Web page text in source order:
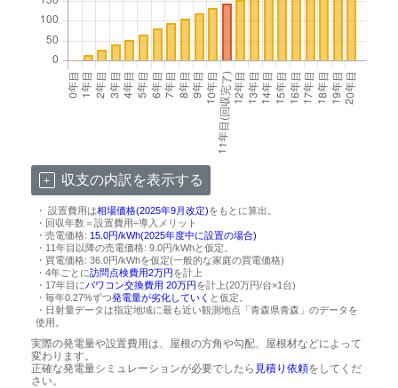
収支の内訳を表示する
・ 設置費用は相場価格(2025年9月改定)をもとに算出。
・回収年数＝設置費用÷導入メリット
・売電価格: 15.0円/kWh(2025年度中に設置の場合)
・11年目以降の売電価格: 9.0円/kWhと仮定。
・買電価格: 36.0円/kWhを仮定(一般的な家庭の買電価格)
・4年ごとに訪問点検費用2万円を計上
・17年目にパワコン交換費用 20万円を計上(20万円/台×1台)
・毎年0.27%ずつ発電量が劣化していく と仮定。
・日射量データは指定地域に最も近い観測地点「青森県青森」のデータを
使用。
実際の発電量や設置費用は、屋根の方角や勾配、屋根材などによって
変わります。
正確な発電量シミュレーションが必要でしたら 見積り依頼をしてくだ
さい。